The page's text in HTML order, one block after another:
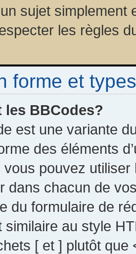
sujet simplement
les règles
forme et
les BBCodes?
est une variante
des éléments
vous pouvez
dans chacun de
du formulaire de
similaire au style
[ et ] plutôt que